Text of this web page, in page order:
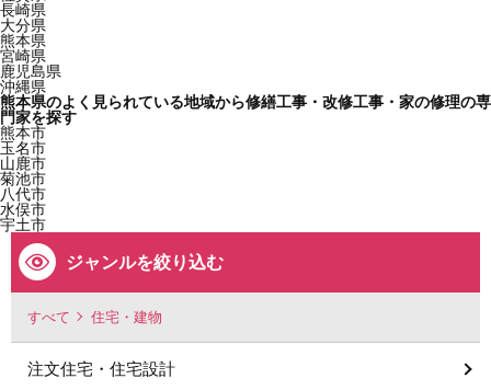
長崎県
大分県
熊本県
宮崎県
鹿児島県
沖縄県
熊本県のよく見られている地域から修繕工事・改修工事・家の修理の専
門家を探す
熊本市
玉名市
山鹿市
菊池市
八代市
水俣市
宇土市
ジャンルを絞り込む
すべて 住宅・建物
注文住宅・住宅設計